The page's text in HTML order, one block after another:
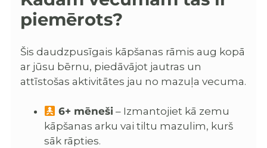
piemērots?
Šis daudzpusīgais kāpšanas rāmis aug kopā
ar jūsu bērnu, piedāvājot jautras un
attīstošas aktivitātes jau no mazuļa vecuma.
6+ mēneši – Izmantojiet kā zemu
kāpšanas arku vai tiltu mazulim, kurš
sāk rāpties.